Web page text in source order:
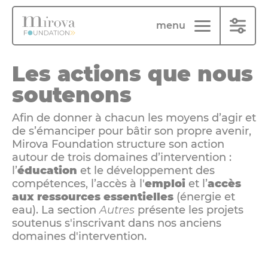
Panneau de gestion des cookies
menu
Les actions que nous
soutenons
Afin de donner à chacun les moyens d’agir et
de s’émanciper pour bâtir son propre avenir,
Mirova Foundation structure son action
autour de trois domaines d’intervention :
l’éducation et le développement des
compétences, l’accès à l'emploi et l’accès
aux ressources essentielles (énergie et
eau). La sectionAutres présente les projets
soutenus s'inscrivant dans nos anciens
domaines d'intervention.